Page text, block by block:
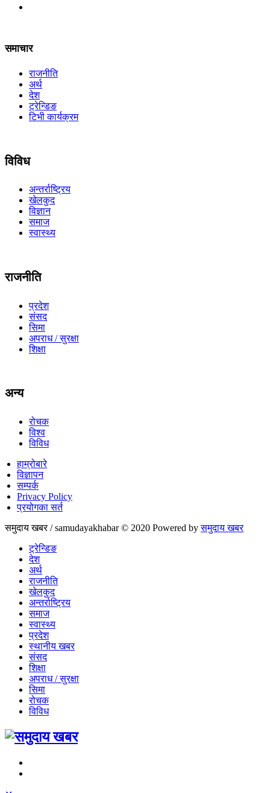
समाचार
राजनीति
अर्थ
देश
ट्रेन्डिङ
टिभी कार्यक्रम
विविध
अन्तर्राष्ट्रिय
खेलकुद
विज्ञान
समाज
स्वास्थ्य
राजनीति
प्रदेश
संसद
सिमा
अपराध / सुरक्षा
शिक्षा
अन्य
रोचक
विश्व
विविध
हाम्रोबारे
विज्ञापन
सम्पर्क
Privacy Policy
प्रयोगका सर्त
समुदाय खबर / samudayakhabar © 2020 Powered byसमुदाय खबर
ट्रेन्डिङ
देश
अर्थ
राजनीति
खेलकुद
अन्तर्राष्ट्रिय
समाज
स्वास्थ्य
प्रदेश
स्थानीय खबर
संसद
शिक्षा
अपराध / सुरक्षा
सिमा
रोचक
विविध